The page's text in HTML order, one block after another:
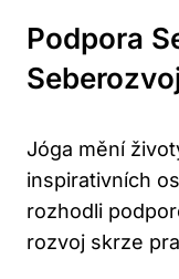
Podpora
Jóga mění
inspirativních
rozhodli
rozvoj skrze